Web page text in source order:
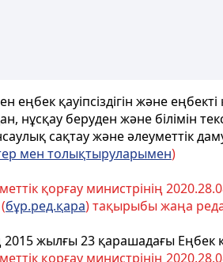
қауіпсіздігін және
нұсқау беруден және білімін
сақтаужәнеәлеуметтік
мен толықтыруларымен)
қорғау министрінің
бұр.ред.қара) тақырыбы жаңа
жылғы 23 қарашадағы Еңбек
қорғау министрінің